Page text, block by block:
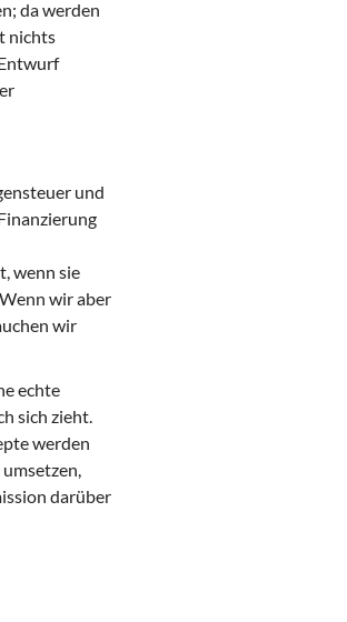
da werden
nichts
und
wenn sie
wir aber
wir
echte
sich zieht.
werden
darüber